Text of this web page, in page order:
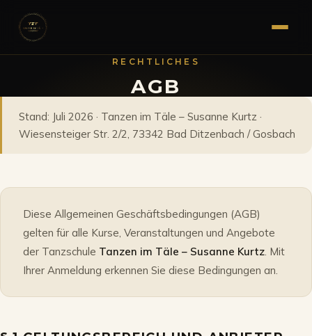
RECHTLICHES
AGB
Stand: Juli 2026 · Tanzen im Täle – Susanne Kurtz ·
Wiesensteiger Str. 2/2, 73342 Bad Ditzenbach / Gosbach
Diese Allgemeinen Geschäftsbedingungen (AGB)
gelten für alle Kurse, Veranstaltungen und Angebote
der Tanzschule Tanzen im Täle – Susanne Kurtz. Mit
Ihrer Anmeldung erkennen Sie diese Bedingungen an.